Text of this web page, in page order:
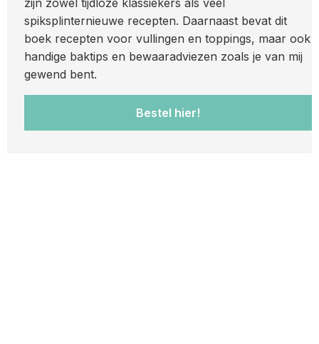
zijn zowel tijdloze klassiekers als veel
spiksplinternieuwe recepten. Daarnaast bevat dit
boek recepten voor vullingen en toppings, maar ook
handige baktips en bewaaradviezen zoals je van mij
gewend bent.
Bestel hier!